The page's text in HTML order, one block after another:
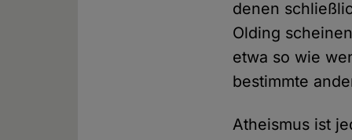
denen
Olding
etwa so wie
bestimmte
Atheismus ist